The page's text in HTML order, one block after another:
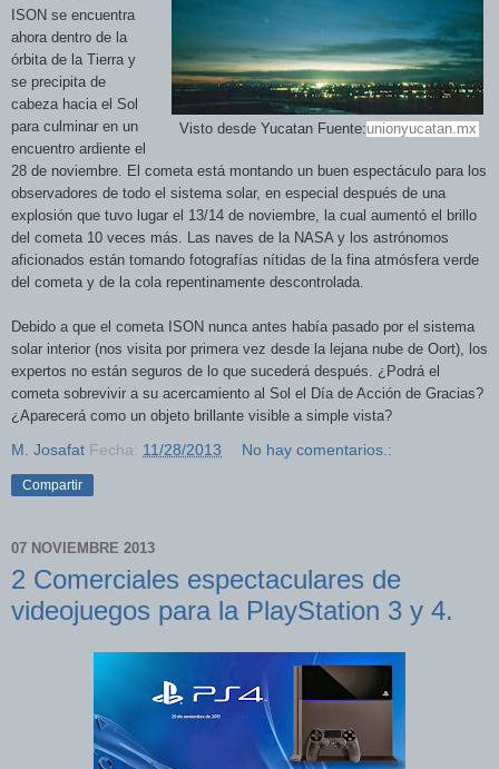
Visto desde Yucatan Fuente:unionyucatan.mx
ISON se encuentra
ahora dentro de la
órbita de la Tierra y
se precipita de
cabeza hacia el Sol
para culminar en un
encuentro ardiente el
28 de noviembre. El cometa está montando un buen espectáculo para los
observadores de todo el sistema solar, en especial después de una
explosión que tuvo lugar el 13/14 de noviembre, la cual aumentó el brillo
del cometa 10 veces más. Las naves de la NASA y los astrónomos
aficionados están tomando fotografías nítidas de la fina atmósfera verde
del cometa y de la cola repentinamente descontrolada.
Debido a que el cometa ISON nunca antes había pasado por el sistema
solar interior (nos visita por primera vez desde la lejana nube de Oort), los
expertos no están seguros de lo que sucederá después. ¿Podrá el
cometa sobrevivir a su acercamiento al Sol el Día de Acción de Gracias?
¿Aparecerá como un objeto brillante visible a simple vista?
M. Josafat Fecha: 11/28/2013 No hay comentarios.:
Compartir
07 NOVIEMBRE 2013
2 Comerciales espectaculares de
videojuegos para la PlayStation 3 y 4.